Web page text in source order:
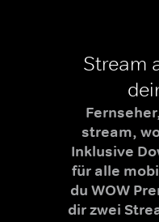
Stream
stream,
Inklusive
für alle
du WOW
dir zwei